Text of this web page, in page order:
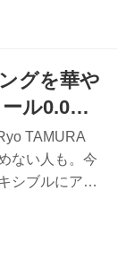
キッチン＆バ
といえど屈指
ロッパの内陸
帯に豊かな自
イン産地とし
造られるフル
インが世界的
リーはローマ
われてきた歴
グを華や
ル0.0%
ンアルコ
グワイン
ーム」
TAMURA
ない人も。今
シブルにアル
を状況に応じ
速に広まりつ
・ブルーム